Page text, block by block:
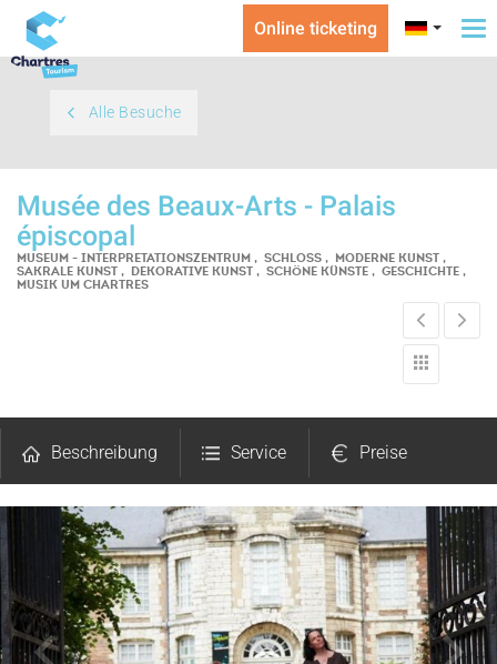
Online ticketing
Alle Besuche
Musée des Beaux-Arts - Palais
épiscopal
MUSEUM - INTERPRETATIONSZENTRUM , SCHLOSS , MODERNE KUNST ,
SAKRALE KUNST , DEKORATIVE KUNST , SCHÖNE KÜNSTE , GESCHICHTE ,
MUSIK UM CHARTRES
Beschreibung Service Preise
Fotos Kommentare
Lageplan